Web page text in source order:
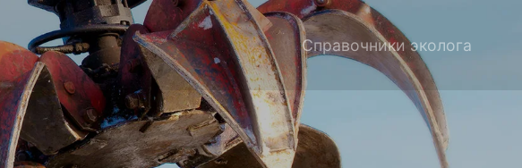
Справочники эколога